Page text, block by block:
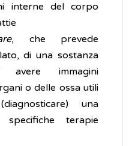
interne del corpo
, che prevede
di una sostanza
avere immagini
o delle ossa utili
una
terapie